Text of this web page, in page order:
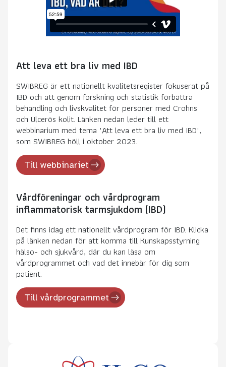
Att leva ett bra liv med IBD
SWIBREG är ett nationellt kvalitetsregister fokuserat på
IBD och att genom forskning och statistik förbättra
behandling och livskvalitet för personer med Crohns
och Ulcerös kolit. Länken nedan leder till ett
webbinarium med tema "Att leva ett bra liv med IBD",
som SWIBREG höll i oktober 2023.
Till webbinariet
Vårdföreningar och vårdprogram
inflammatorisk tarmsjukdom (IBD)
Det finns idag ett nationellt vårdprogram för IBD. Klicka
på länken nedan för att komma till Kunskapsstyrning
hälso- och sjukvård, där du kan läsa om
vårdprogrammet och vad det innebär för dig som
patient.
Till vårdprogrammet